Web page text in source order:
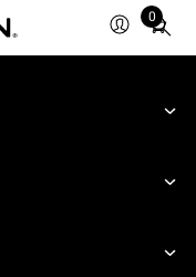
0
Total
items
cart: